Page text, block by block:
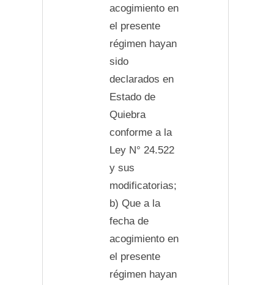
acogimiento en
el presente
régimen hayan
sido
declarados en
Estado de
Quiebra
conforme a la
Ley N° 24.522
y sus
modificatorias;
b) Que a la
fecha de
acogimiento en
el presente
régimen hayan